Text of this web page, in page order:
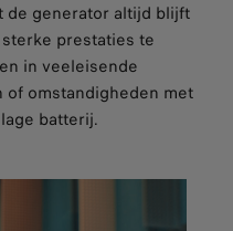
de generator altijd blijft
prestaties te
in veeleisende
of omstandigheden met
batterij.